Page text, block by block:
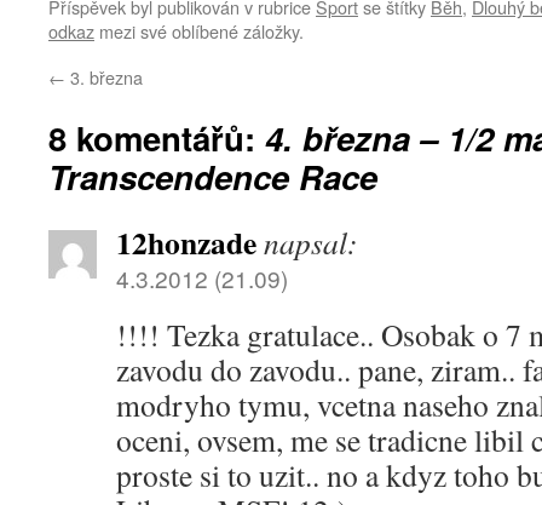
Příspěvek byl publikován v rubrice Sportse štítky Běh, Dlouhý
odkaz mezi své oblíbené záložky.
← 3. března
8 komentářů: 4. března – 1/2
Transcendence Race
12honzadenapsal:
4.3.2012 (21.09)
!!!! Tezka gratulace.. Osobak o 7
zavodu do zavodu.. pane,
modryho tymu, vcetna naseho
oceni, ovsem, me se tradicne libil
proste si to uzit.. no a kdyz toho